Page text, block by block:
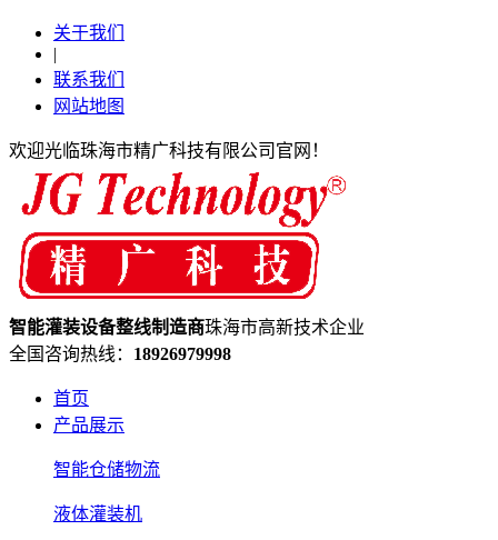
关于我们
|
联系我们
网站地图
欢迎光临珠海市精广科技有限公司官网！
智能灌装设备整线制造商珠海市高新技术企业
全国咨询热线： 18926979998
首页
产品展示
智能仓储物流
液体灌装机